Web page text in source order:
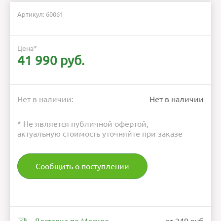
Артикул: 60061
Цена*
41 990 руб.
Нет в наличии: Нет в наличии
* Не является публичной офертой,
актуальную стоимость уточняйте при заказе
Сообщить о поступлении